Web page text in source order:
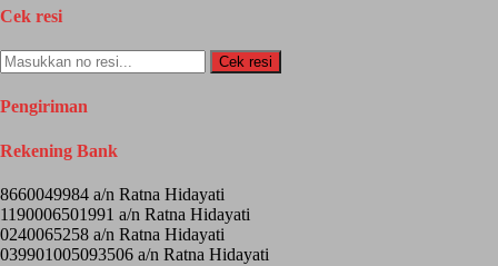
Cek resi
Cek resi
Pengiriman
Rekening Bank
8660049984 a/n Ratna Hidayati
1190006501991 a/n Ratna Hidayati
0240065258 a/n Ratna Hidayati
039901005093506 a/n Ratna Hidayati